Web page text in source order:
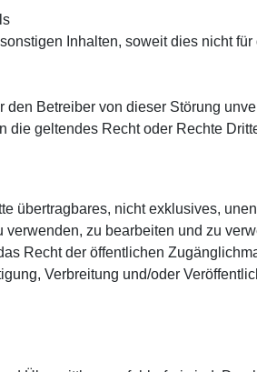
Inhalten, soweit dies nicht
Betreiber von dieser Störung
die geltendes Recht oder Rechte
übertragbares, nicht exklusives,
zu bearbeiten und zu
Recht der öffentlichen
Verbreitung und/oder